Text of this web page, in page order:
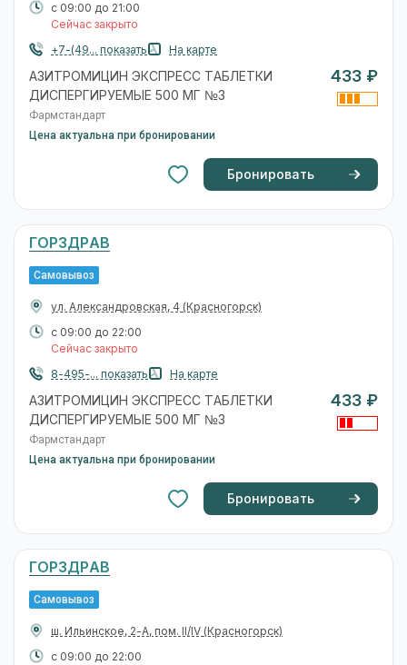
с 09:00 до 21:00
Сейчас закрыто
+7-(49... показать
На карте
АЗИТРОМИЦИН ЭКСПРЕСС ТАБЛЕТКИ
ДИСПЕРГИРУЕМЫЕ 500 МГ №3
Фармстандарт
Цена актуальна при бронировании
433 ₽
Бронировать
ГОРЗДРАВ
Самовывоз
ул. Александровская, 4 (Красногорск)
с 09:00 до 22:00
Сейчас закрыто
8-495-... показать
На карте
АЗИТРОМИЦИН ЭКСПРЕСС ТАБЛЕТКИ
ДИСПЕРГИРУЕМЫЕ 500 МГ №3
Фармстандарт
Цена актуальна при бронировании
433 ₽
Бронировать
ГОРЗДРАВ
Самовывоз
ш. Ильинское, 2-А, пом. II/IV (Красногорск)
с 09:00 до 22:00